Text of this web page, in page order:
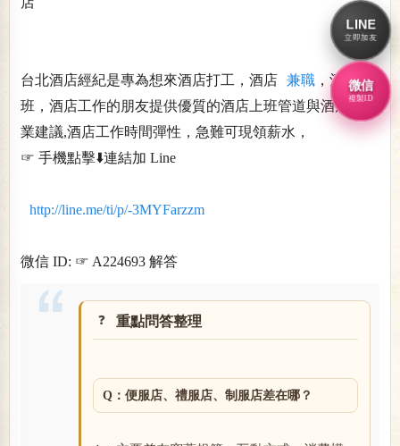
台北酒店經紀是專為想來酒店打工，酒店 兼職 ，酒店上
班，酒店工作的朋友提供優質的酒店上班管道與酒店兼專
業建議,酒店工作時間彈性，急難可現領薪水，
☞ 手機點擊⬇️連結加 Line
http://line.me/ti/p/-3MYFarzzm
微信 ID: ☞ A224693 解答
重點問答整理
Q：便服店、禮服店、制服店差在哪？
LINE
立即加友
微信
複製ID